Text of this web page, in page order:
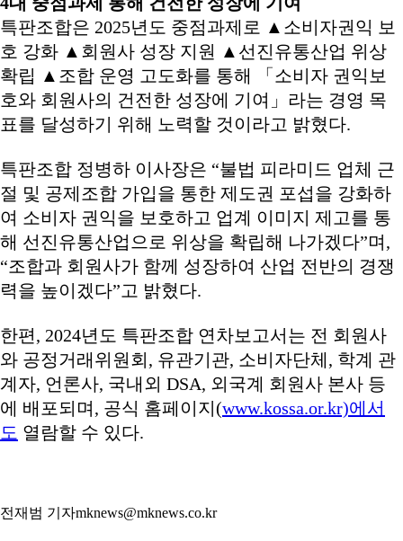
특판조합은 2025년도 중점과제로 ▲소비자권익 보
호 강화 ▲회원사 성장 지원 ▲선진유통산업 위상
확립 ▲조합 운영 고도화를 통해 「소비자 권익보
호와 회원사의 건전한 성장에 기여」라는 경영 목
표를 달성하기 위해 노력할 것이라고 밝혔다.
특판조합 정병하 이사장은 “불법 피라미드 업체 근
절 및 공제조합 가입을 통한 제도권 포섭을 강화하
여 소비자 권익을 보호하고 업계 이미지 제고를 통
해 선진유통산업으로 위상을 확립해 나가겠다”며,
“조합과 회원사가 함께 성장하여 산업 전반의 경쟁
력을 높이겠다”고 밝혔다.
한편, 2024년도 특판조합 연차보고서는 전 회원사
와 공정거래위원회, 유관기관, 소비자단체, 학계 관
계자, 언론사, 국내외 DSA, 외국계 회원사 본사 등
에 배포되며, 공식 홈페이지(www.kossa.or.kr)에서
도 열람할 수 있다.
전재범 기자mknews@mknews.co.kr